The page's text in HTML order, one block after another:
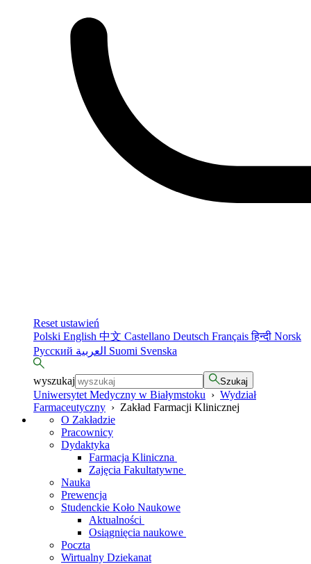
Reset ustawień
Polski English 中文 Castellano Deutsch Françaisहिन्दी Norsk
Русский
Suomi Svenska
wyszukaj Szukaj
Uniwersytet Medyczny w Białymstoku › Wydział
Farmaceutyczny › Zakład Farmacji Klinicznej
O Zakładzie
Pracownicy
Dydaktyka
Farmacja Kliniczna
Zajęcia Fakultatywne
Nauka
Prewencja
Studenckie Koło Naukowe
Aktualności
Osiągnięcia naukowe
Poczta
Wirtualny Dziekanat